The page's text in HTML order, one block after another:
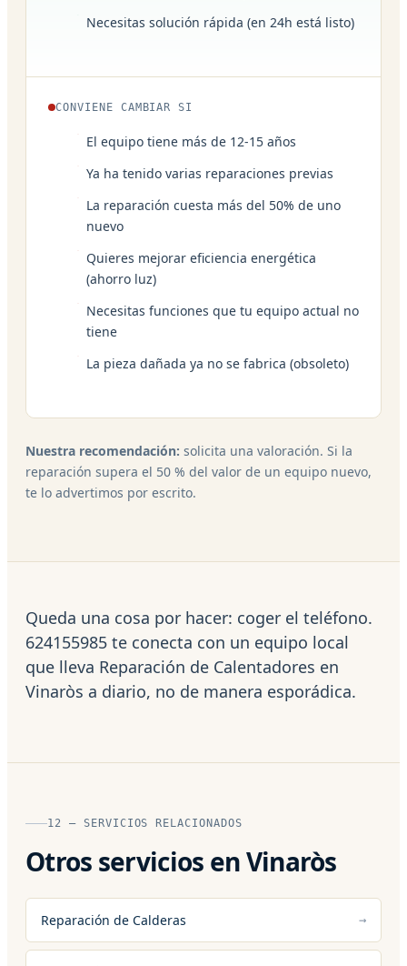
Necesitas solución rápida (en 24h está listo)
CONVIENE CAMBIAR SI
El equipo tiene más de 12-15 años
Ya ha tenido varias reparaciones previas
La reparación cuesta más del 50% de uno
nuevo
Quieres mejorar eficiencia energética
(ahorro luz)
Necesitas funciones que tu equipo actual no
tiene
La pieza dañada ya no se fabrica (obsoleto)
Nuestra recomendación: solicita una valoración. Si la
reparación supera el 50 % del valor de un equipo nuevo,
te lo advertimos por escrito.
Queda una cosa por hacer: coger el teléfono.
624155985 te conecta con un equipo local
que lleva Reparación de Calentadores en
Vinaròs a diario, no de manera esporádica.
12 — SERVICIOS RELACIONADOS
Otros servicios en Vinaròs
Reparación de Calderas